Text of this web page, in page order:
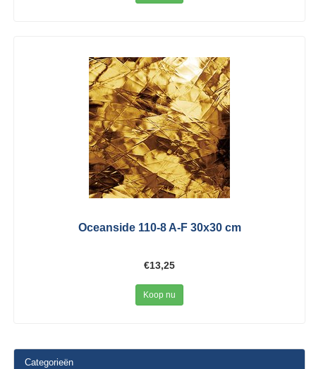
Oceanside 110-8 A-F 30x30 cm
€13,25
Koop nu
Categorieën